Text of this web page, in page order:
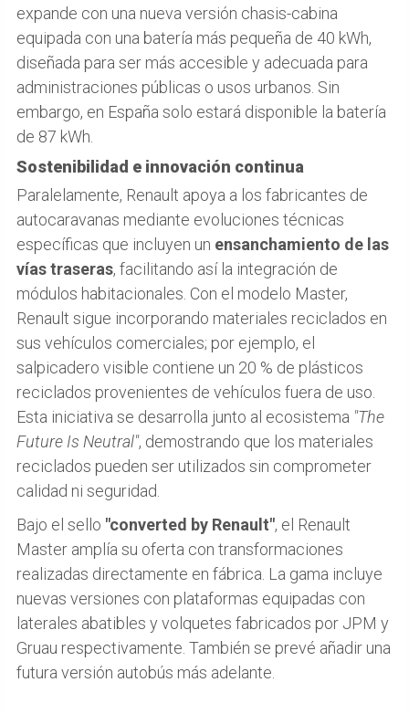
expande con una nueva versión chasis-cabina
equipada con una batería más pequeña de 40 kWh,
diseñada para ser más accesible y adecuada para
administraciones públicas o usos urbanos. Sin
embargo, en España solo estará disponible la batería
de 87 kWh.
Sostenibilidad e innovación continua
Paralelamente, Renault apoya a los fabricantes de
autocaravanas mediante evoluciones técnicas
específicas que incluyen un ensanchamiento de las
vías traseras, facilitando así la integración de
módulos habitacionales. Con el modelo Master,
Renault sigue incorporando materiales reciclados en
sus vehículos comerciales; por ejemplo, el
salpicadero visible contiene un 20 % de plásticos
reciclados provenientes de vehículos fuera de uso.
Esta iniciativa se desarrolla junto al ecosistema "The
Future Is Neutral", demostrando que los materiales
reciclados pueden ser utilizados sin comprometer
calidad ni seguridad.
Bajo el sello "converted by Renault", el Renault
Master amplía su oferta con transformaciones
realizadas directamente en fábrica. La gama incluye
nuevas versiones con plataformas equipadas con
laterales abatibles y volquetes fabricados por JPM y
Gruau respectivamente. También se prevé añadir una
futura versión autobús más adelante.